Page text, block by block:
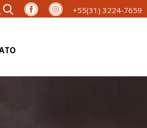
+55(31) 3224-7659